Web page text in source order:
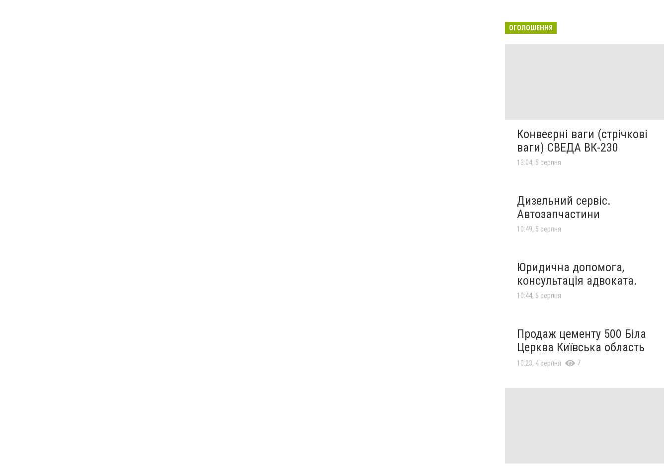
ОГОЛОШЕННЯ
Конвеєрні ваги (стрічкові
ваги) СВЕДА ВК-230
13:04, 5 серпня
Дизельний сервіс.
Автозапчастини
10:49, 5 серпня
Юридична допомога,
консультація адвоката.
10:44, 5 серпня
Продаж цементу 500 Біла
Церква Київська область
10:23, 4 серпня 7